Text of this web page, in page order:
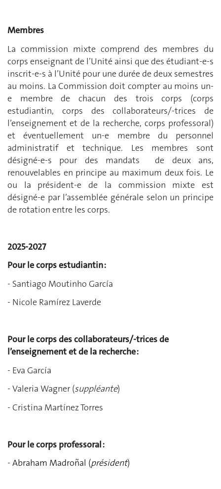
Membres
La commission mixte comprend des membres du
corps enseignant de l’Unité ainsi que des étudiant-e-s
inscrit-e-s à l’Unité pour une durée de deux semestres
au moins. La Commission doit compter au moins un-
e membre de chacun des trois corps (corps
estudiantin, corps des collaborateurs/-trices de
l’enseignement et de la recherche, corps professoral)
et éventuellement un-e membre du personnel
administratif et technique. Les membres sont
désigné-e-s pour des mandats de deux ans,
renouvelables en principe au maximum deux fois. Le
ou la président-e de la commission mixte est
désigné-e par l’assemblée générale selon un principe
de rotation entre les corps.
2025-2027
Pour le corps estudiantin :
- Santiago Moutinho García
- Nicole Ramírez Laverde
Pour le corps des collaborateurs/-trices de
l’enseignement et de la recherche :
- Eva García
- Valeria Wagner (suppléante)
- Cristina Martínez Torres
Pour le corps professoral :
- Abraham Madroñal (président)